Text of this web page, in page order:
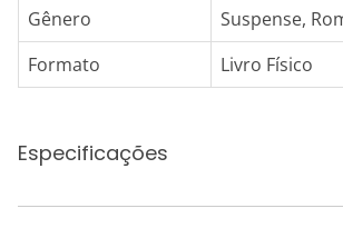
Gênero
Suspense,
Formato
Livro Físico
Especificações